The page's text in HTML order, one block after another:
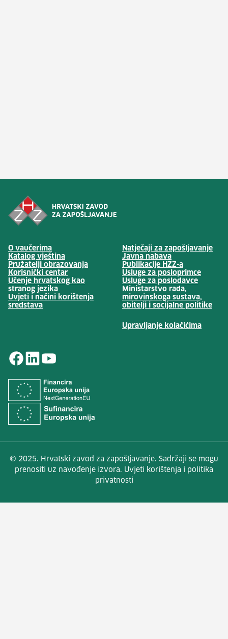
O vaučerima
Katalog vještina
Pružatelji obrazovanja
Korisnički centar
Učenje hrvatskog kao
stranog jezika
Uvjeti i načini korištenja
sredstava
Natječaji za zapošljavanje
Javna nabava(otvara se u
Publikacije HZZ-a(otvara se u
Usluge za posloprimce
Usluge za poslodavce(otvara
Ministarstvo rada,
mirovinskoga sustava,
obitelji i socijalne politike
Upravljanje kolačićima
© 2025. Hrvatski zavod za zapošljavanje. Sadržaji se mogu
prenositi uz navođenje izvora. Uvjeti korištenja i politika
privatnosti